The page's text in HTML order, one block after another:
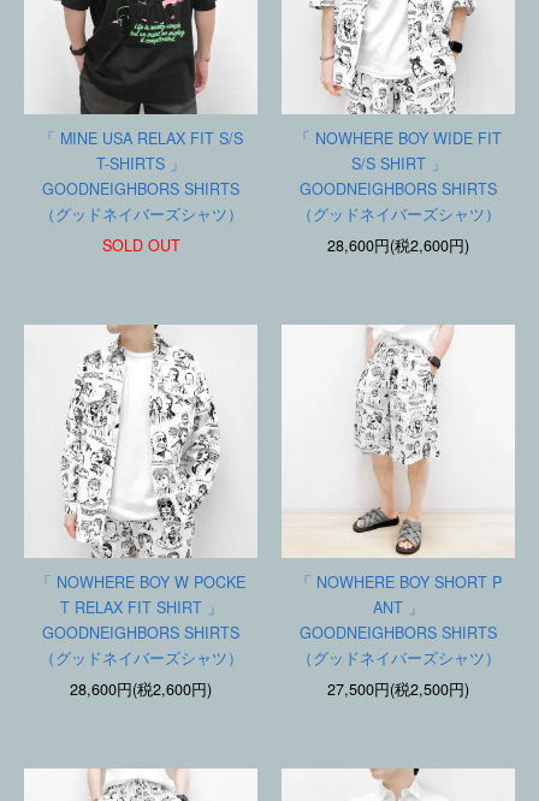
「 MINE USA RELAX FIT S/S
T-SHIRTS 」
GOODNEIGHBORS SHIRTS
（グッドネイバーズシャツ）
SOLD OUT
「 NOWHERE BOY WIDE FIT
S/S SHIRT 」
GOODNEIGHBORS SHIRTS
（グッドネイバーズシャツ）
28,600円(税2,600円)
「 NOWHERE BOY W POCKE
T RELAX FIT SHIRT 」
GOODNEIGHBORS SHIRTS
（グッドネイバーズシャツ）
28,600円(税2,600円)
「 NOWHERE BOY SHORT P
ANT 」
GOODNEIGHBORS SHIRTS
（グッドネイバーズシャツ）
27,500円(税2,500円)